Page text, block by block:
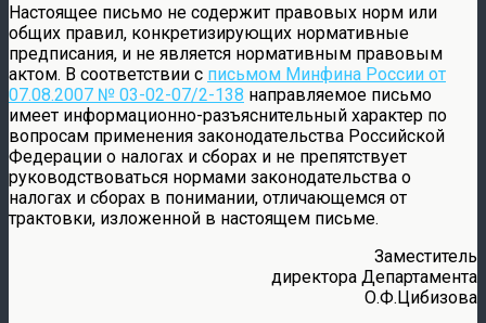
Настоящее письмо не содержит правовых норм или
общих правил, конкретизирующих нормативные
предписания, и не является нормативным правовым
актом. В соответствии с письмом Минфина России от
07.08.2007 № 03-02-07/2-138 направляемое письмо
имеет информационно-разъяснительный характер по
вопросам применения законодательства Российской
Федерации о налогах и сборах и не препятствует
руководствоваться нормами законодательства о
налогах и сборах в понимании, отличающемся от
трактовки, изложенной в настоящем письме.
Заместитель
директора Департамента
О.Ф.Цибизова